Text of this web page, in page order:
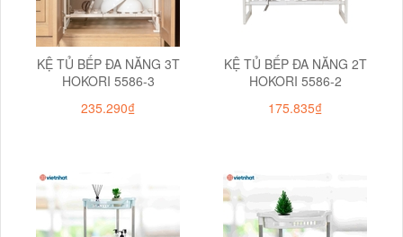
KỆ TỦ BẾP ĐA NĂNG 3T
HOKORI 5586-3
235.290₫
KỆ TỦ BẾP ĐA NĂNG 2T
HOKORI 5586-2
175.835₫